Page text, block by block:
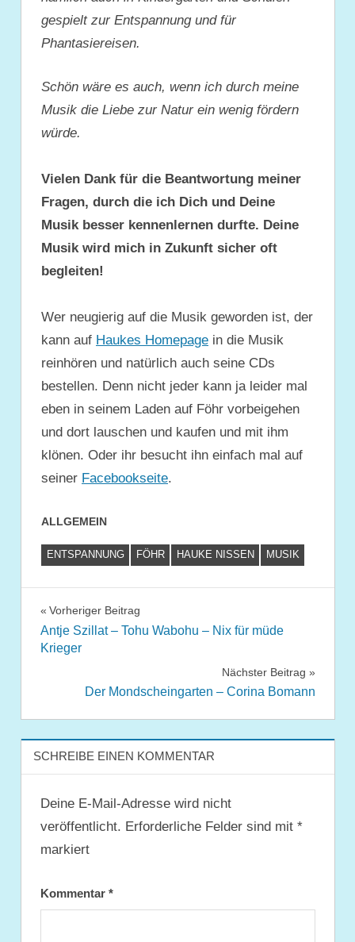
gespielt zur Entspannung und für
Phantasiereisen.
Schön wäre es auch, wenn ich durch meine
Musik die Liebe zur Natur ein wenig fördern
würde.
Vielen Dank für die Beantwortung meiner
Fragen, durch die ich Dich und Deine
Musik besser kennenlernen durfte. Deine
Musik wird mich in Zukunft sicher oft
begleiten!
Wer neugierig auf die Musik geworden ist, der
kann auf Haukes Homepage in die Musik
reinhören und natürlich auch seine CDs
bestellen. Denn nicht jeder kann ja leider mal
eben in seinem Laden auf Föhr vorbeigehen
und dort lauschen und kaufen und mit ihm
klönen. Oder ihr besucht ihn einfach mal auf
seiner Facebookseite.
ALLGEMEIN
ENTSPANNUNG FÖHR HAUKE NISSEN MUSIK
Beitragsnavigation
Vorheriger Beitrag
Antje Szillat – Tohu Wabohu – Nix für müde
Krieger
Nächster Beitrag
Der Mondscheingarten – Corina Bomann
SCHREIBE EINEN KOMMENTAR
Deine E-Mail-Adresse wird nicht
veröffentlicht. Erforderliche Felder sind mit *
markiert
Kommentar *